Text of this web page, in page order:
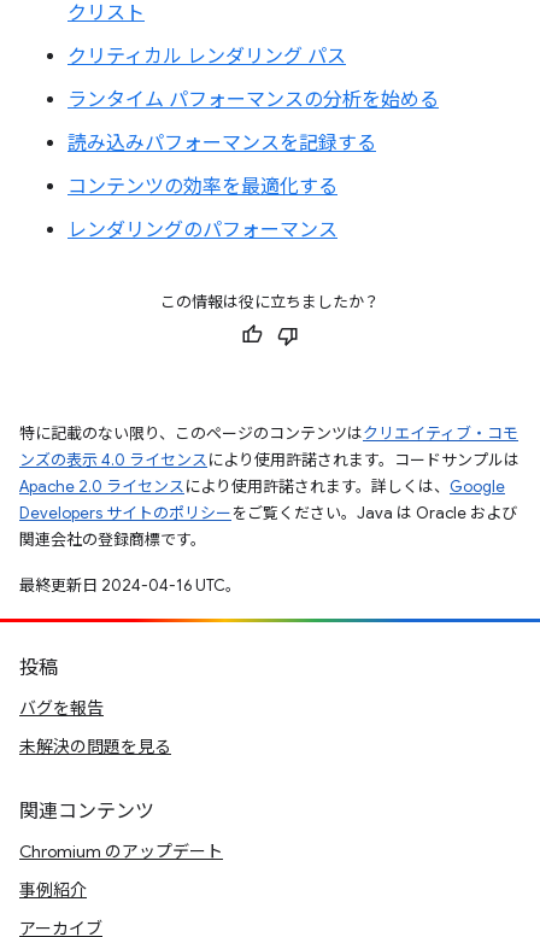
クリスト
クリティカル レンダリング パス
ランタイム パフォーマンスの分析を始める
読み込みパフォーマンスを記録する
コンテンツの効率を最適化する
レンダリングのパフォーマンス
この情報は役に立ちましたか？
特に記載のない限り、このページのコンテンツはクリエイティブ・コモ
ンズの表示 4.0 ライセンスにより使用許諾されます。コードサンプルは
Apache 2.0 ライセンスにより使用許諾されます。詳しくは、 Google
Developers サイトのポリシーをご覧ください。Java は Oracle および
関連会社の登録商標です。
最終更新日 2024-04-16 UTC。
投稿
バグを報告
未解決の問題を見る
関連コンテンツ
Chromium のアップデート
事例紹介
アーカイブ